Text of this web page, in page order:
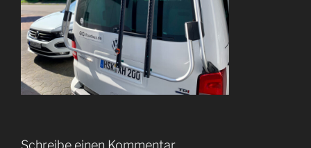
Schreibe einen Kommentar